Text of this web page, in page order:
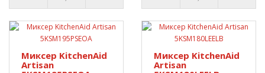
Миксер KitchenAid
Artisan
Миксер KitchenAid
Artisan